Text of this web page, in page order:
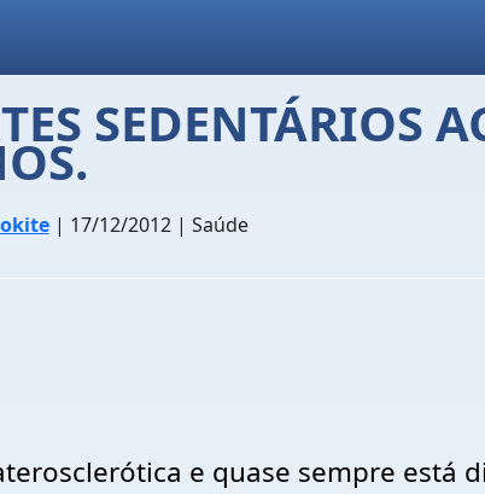
SEDENTÁRIOS
| 17/12/2012 | Saúde
e quase sempre está